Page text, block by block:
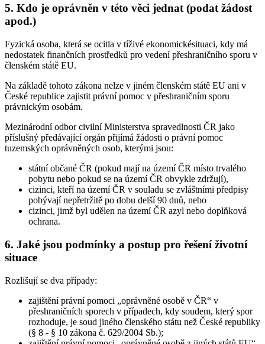
5. Kdo je oprávněn v této věci jednat (podat žádost
apod.)
Fyzická osoba, která se ocitla v tíživé ekonomickésituaci, kdy má
nedostatek finančních prostředků pro vedení přeshraničního sporu v
členském státě EU.
Na základě tohoto zákona nelze v jiném členském státě EU ani v
České republice zajistit právní pomoc v přeshraničním sporu
právnickým osobám.
Mezinárodní odbor civilní Ministerstva spravedlnosti ČR jako
příslušný předávající orgán přijímá žádosti o právní pomoc
tuzemských oprávněných osob, kterými jsou:
státní občané ČR (pokud mají na území ČR místo trvalého
pobytu nebo pokud se na území ČR obvykle zdržují),
cizinci, kteří na území ČR v souladu se zvláštními předpisy
pobývají nepřetržitě po dobu delší 90 dnů, nebo
cizinci, jimž byl udělen na území ČR azyl nebo doplňková
ochrana.
6. Jaké jsou podmínky a postup pro řešení životní
situace
Rozlišují se dva případy:
zajištění právní pomoci „oprávněné osobě v ČR“ v
přeshraničních sporech v případech, kdy soudem, který spor
rozhoduje, je soud jiného členského státu než České republiky
(§ 8 - § 10 zákona č. 629/2004 Sb.);